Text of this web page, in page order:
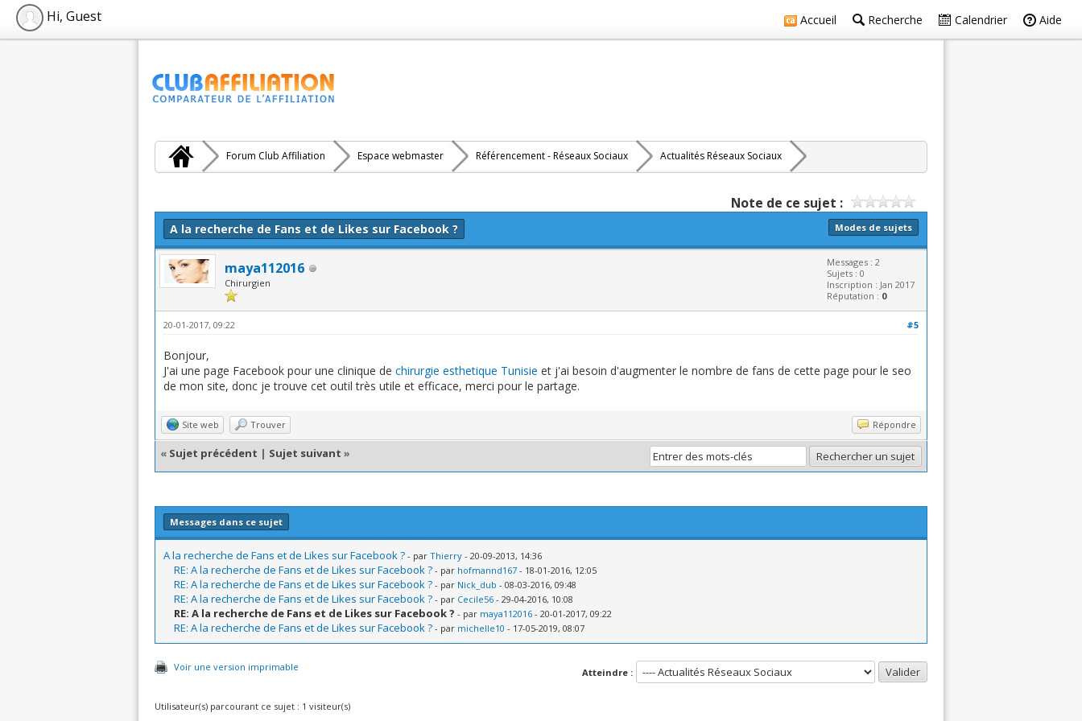
Accueil Recherche Calendrier Aide
Hi, Guest
Forum Club Affiliation Espace webmaster Référencement - Réseaux Sociaux Actualités Réseaux Sociaux
Note de ce sujet :
Modes de sujets
A la recherche de Fans et de Likes sur Facebook ?
maya112016
Chirurgien
Messages : 2
Sujets : 0
Inscription : Jan 2017
Réputation : 0
#5
20-01-2017, 09:22
Bonjour,
J'ai une page Facebook pour une clinique de chirurgie esthetique Tunisie et j'ai besoin d'augmenter le nombre de fans de cette page pour le seo
de mon site, donc je trouve cet outil très utile et efficace, merci pour le partage.
Site web Trouver Répondre
« Sujet précédent | Sujet suivant »
Messages dans ce sujet
A la recherche de Fans et de Likes sur Facebook ? - par Thierry - 20-09-2013, 14:36
RE: A la recherche de Fans et de Likes sur Facebook ? - par hofmannd167 - 18-01-2016, 12:05
RE: A la recherche de Fans et de Likes sur Facebook ? - par Nick_dub - 08-03-2016, 09:48
RE: A la recherche de Fans et de Likes sur Facebook ? - par Cecile56 - 29-04-2016, 10:08
RE: A la recherche de Fans et de Likes sur Facebook ? - par maya112016 - 20-01-2017, 09:22
RE: A la recherche de Fans et de Likes sur Facebook ? - par michelle10 - 17-05-2019, 08:07
Voir une version imprimable Atteindre :
Utilisateur(s) parcourant ce sujet : 1 visiteur(s)